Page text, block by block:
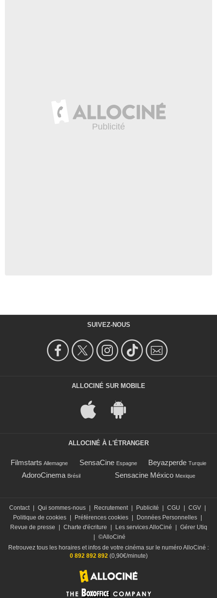
SUIVEZ-NOUS
ALLOCINÉ SUR MOBILE
ALLOCINÉ À L'ÉTRANGER
Filmstarts Allemagne SensaCine Espagne Beyazperde Turquie
AdoroCinema Brésil Sensacine México Mexique
Contact Qui sommes-nous Recrutement Publicité CGU CGV
Politique de cookies
Préférences cookies Données Personnelles
Revue de presse
Charte d'écriture Les services AlloCiné
Gérer Utiq
©AlloCiné
Retrouvez tous les horaires et infos de votre cinéma sur le numéro AlloCiné :
0 892 892 892(0,90€/minute)